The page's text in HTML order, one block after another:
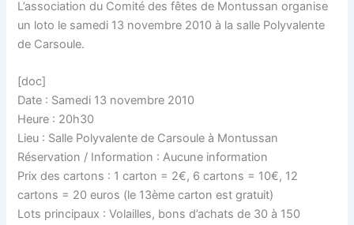
L’association du Comité des fêtes de Montussan organise
un loto le samedi 13 novembre 2010 à la salle Polyvalente
de Carsoule.
[doc]
Date : Samedi 13 novembre 2010
Heure : 20h30
Lieu : Salle Polyvalente de Carsoule à Montussan
Réservation / Information : Aucune information
Prix des cartons : 1 carton = 2€, 6 cartons = 10€, 12
cartons = 20 euros (le 13ème carton est gratuit)
Lots principaux : Volailles, bons d’achats de 30 à 150